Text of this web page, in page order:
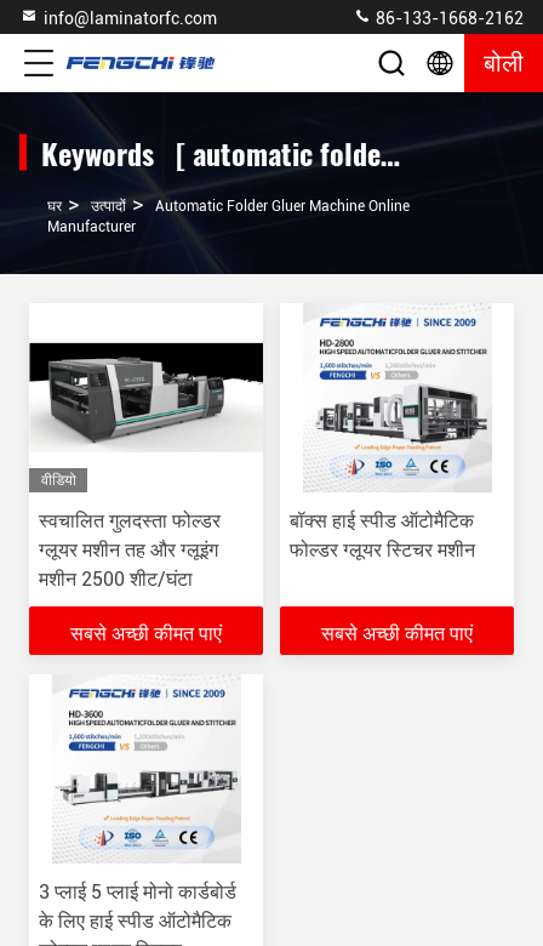
info@laminatorfc.com 86-133-1668-2162
बोली
Keywords [ automatic folder gluer machine ] Match 3 उत्पादों
घर > उत्पादों >
Automatic Folder Gluer Machine Online
Manufacturer
वीडियो
स्वचालित गुलदस्ता फोल्डर
ग्लूयर मशीन तह और ग्लूइंग
मशीन 2500 शीट/घंटा
सबसे अच्छी कीमत पाएं
बॉक्स हाई स्पीड ऑटोमैटिक
फोल्डर ग्लूयर स्टिचर मशीन
सबसे अच्छी कीमत पाएं
3 प्लाई 5 प्लाई मोनो कार्डबोर्ड
के लिए हाई स्पीड ऑटोमैटिक